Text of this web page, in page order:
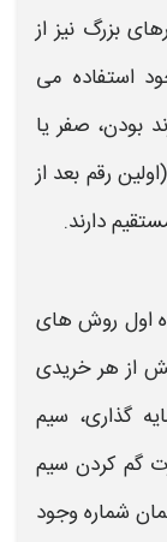
بزرگ نیز از
استفاده می
بودن، صفر یا
رقم بعد از
دارند.
اول روش های
از هرخریدی
گذاری، سیم
گم کردن سیم
شماره وجود